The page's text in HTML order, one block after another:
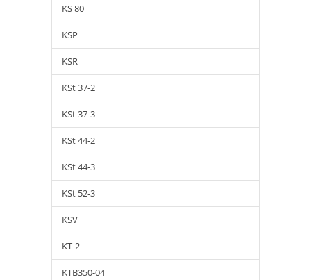
KS 80
KSP
KSR
KSt 37-2
KSt 37-3
KSt 44-2
KSt 44-3
KSt 52-3
KSV
KT-2
KTB350-04